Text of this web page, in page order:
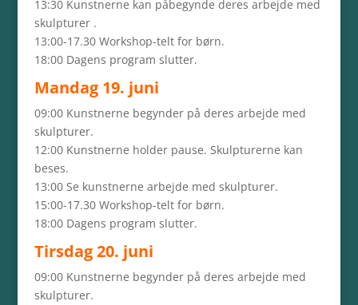
13:30 Kunstnerne kan påbegynde deres arbejde med
skulpturer .
13:00-17.30 Workshop-telt for børn.
18:00 Dagens program slutter.
Mandag 19. juni
09:00 Kunstnerne begynder på deres arbejde med
skulpturer.
12:00 Kunstnerne holder pause. Skulpturerne kan
beses.
13:00 Se kunstnerne arbejde med skulpturer.
15:00-17.30 Workshop-telt for børn.
18:00 Dagens program slutter.
Tirsdag 20. juni
09:00 Kunstnerne begynder på deres arbejde med
skulpturer.